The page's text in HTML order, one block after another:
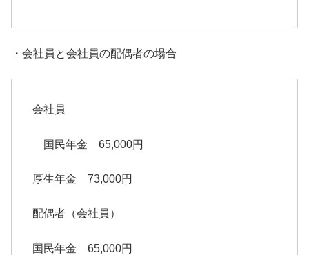
・会社員と会社員の配偶者の場合
会社員
国民年金 65,000円
厚生年金 73,000円
配偶者（会社員）
国民年金 65,000円